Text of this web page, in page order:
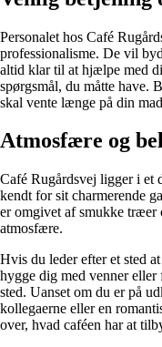
Personalet hos Café
professionalisme. De vil
altid klar til at hjælpe med
spørgsmål, du måtte have.
skal vente længe på din
Atmosfære og
Café Rugårdsvej ligger i et
kendt for sit charmerende
er omgivet af smukke træer
atmosfære.
Hvis du leder efter et sted
hygge dig med venner eller
sted. Uanset om du er på
kollegaerne eller en
over, hvad caféen har at